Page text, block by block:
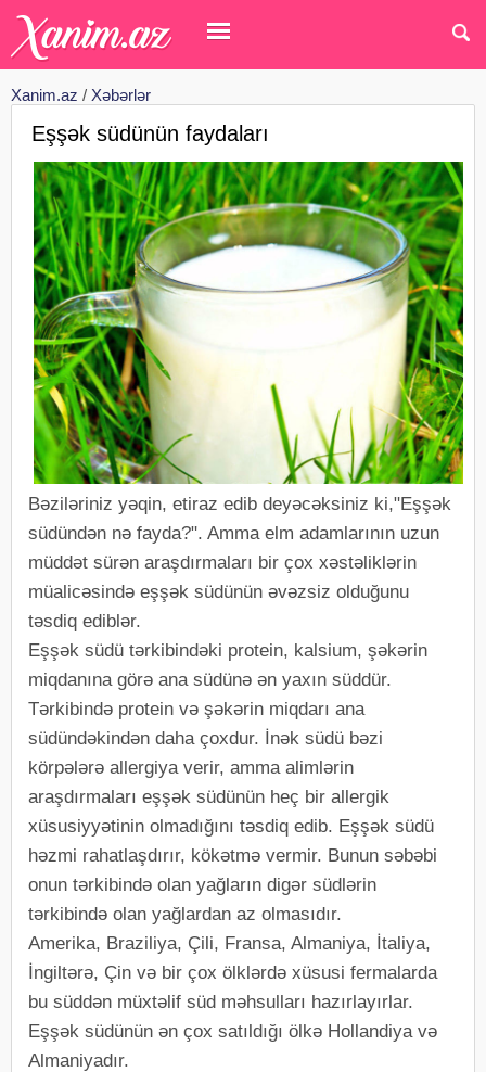
Xanim.az / Xəbərlər
Eşşək südünün faydaları
Bəziləriniz yəqin, etiraz edib deyəcəksiniz ki,"Eşşək
südündən nə fayda?". Amma elm adamlarının uzun
müddət sürən araşdırmaları bir çox xəstəliklərin
müalicəsində eşşək südünün əvəzsiz olduğunu
təsdiq ediblər.
Eşşək südü tərkibindəki protein, kalsium, şəkərin
miqdanına görə ana südünə ən yaxın süddür.
Tərkibində protein və şəkərin miqdarı ana
südündəkindən daha çoxdur. İnək südü bəzi
körpələrə allergiya verir, amma alimlərin
araşdırmaları eşşək südünün heç bir allergik
xüsusiyyətinin olmadığını təsdiq edib. Eşşək südü
həzmi rahatlaşdırır, kökətmə vermir. Bunun səbəbi
onun tərkibində olan yağların digər südlərin
tərkibində olan yağlardan az olmasıdır.
Amerika, Braziliya, Çili, Fransa, Almaniya, İtaliya,
İngiltərə, Çin və bir çox ölklərdə xüsusi fermalarda
bu süddən müxtəlif süd məhsulları hazırlayırlar.
Eşşək südünün ən çox satıldığı ölkə Hollandiya və
Almaniyadır.